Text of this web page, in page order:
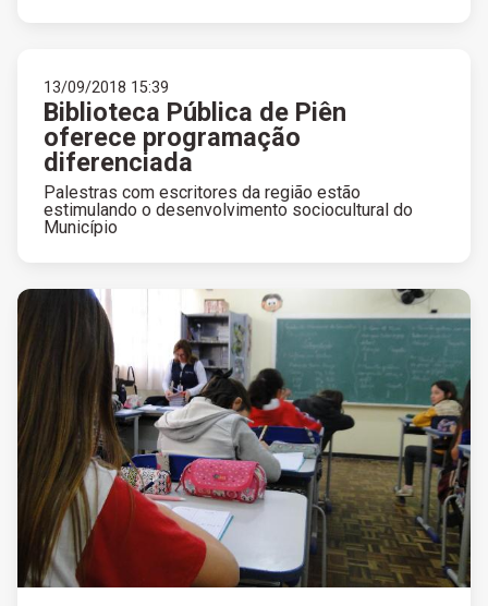
13/09/2018 15:39
Biblioteca Pública de Piên
oferece programação
diferenciada
Palestras com escritores da região estão
estimulando o desenvolvimento sociocultural do
Município